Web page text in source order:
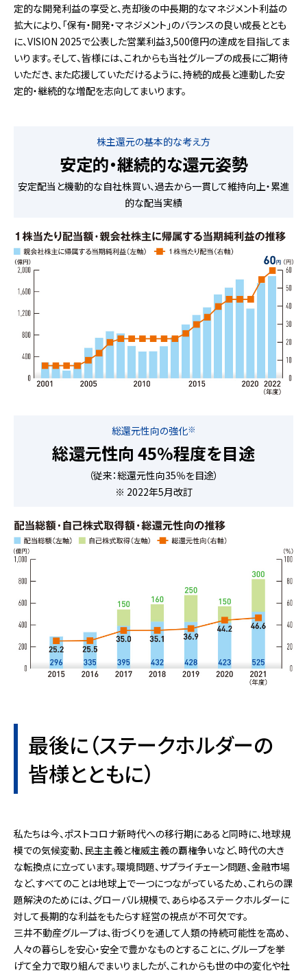
定的な開発利益の享受と、売却後の中長期的なマネジメント利益の
拡大により、「保有・開発・マネジメント」のバランスの良い成長ととも
に、VISION 2025で公表した営業利益3,500億円の達成を目指してま
いります。そして、皆様には、これからも当社グループの成長にご期待
いただき、また応援していただけるように、持続的成長と連動した安
定的・継続的な増配を志向してまいります。
株主還元の基本的な考え方
安定的・継続的な還元姿勢
安定配当と機動的な自社株買い、過去から一貫して維持向上・累進
的な配当実績
総還元性向の強化※
総還元性向 45%程度を目途
（従来：総還元性向35％を目途）
※ 2022年5月改訂
最後に（ステークホルダーの
皆様とともに）
私たちは今、ポストコロナ新時代への移行期にあると同時に、地球規
模での気候変動、民主主義と権威主義の覇権争いなど、時代の大き
な転換点に立っています。環境問題、サプライチェーン問題、金融市場
など、すべてのことは地球上で一つにつながっているため、これらの課
題解決のためには、グローバル規模で、あらゆるステークホルダーに
対して長期的な利益をもたらす経営の視点が不可欠です。
三井不動産グループは、街づくりを通して人類の持続可能性を高め、
人々の暮らしを安心・安全で豊かなものとすることに、グループを挙
げて全力で取り組んでまいりましたが、これからも世の中の変化や社